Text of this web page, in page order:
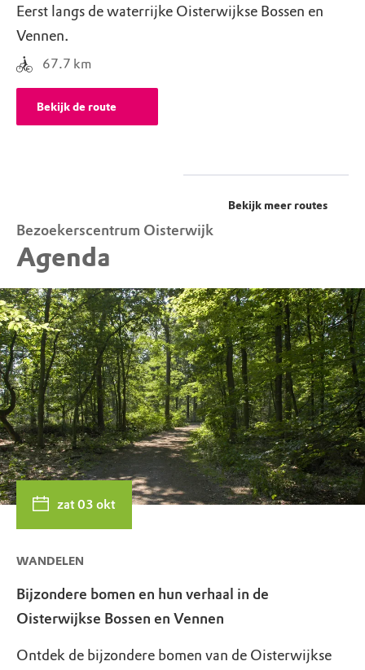
Eerst langs de waterrijke Oisterwijkse Bossen en
Vennen.
67.7 km
Bekijk de route
Bekijk meer routes
Bezoekerscentrum Oisterwijk
Agenda
zat 03 okt
WANDELEN
Bijzondere bomen en hun verhaal in de
Oisterwijkse Bossen en Vennen
Ontdek de bijzondere bomen van de Oisterwijkse